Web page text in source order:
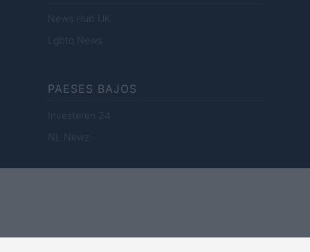
News Hub UK
Lgbtq News
PAESES BAJOS
Investeren 24
NL Newz